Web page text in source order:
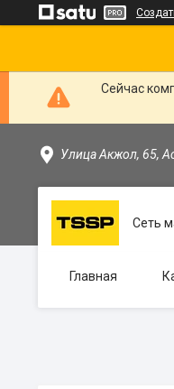
Сейчас
Улица Акжол, 65,
Сеть
Главная